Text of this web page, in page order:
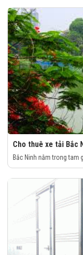
Cho thuê xe tải Bắc
Bắc Ninh nằm trong tam